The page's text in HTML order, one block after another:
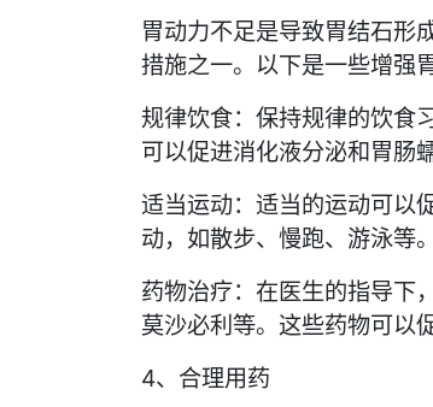
胃动力不足是导致胃结石形
措施之一。以下是一些增强
规律饮食：保持规律的饮食
可以促进消化液分泌和胃肠
适当运动：适当的运动可以
动，如散步、慢跑、游泳等。
药物治疗：在医生的指导下
莫沙必利等。这些药物可以
4、合理用药